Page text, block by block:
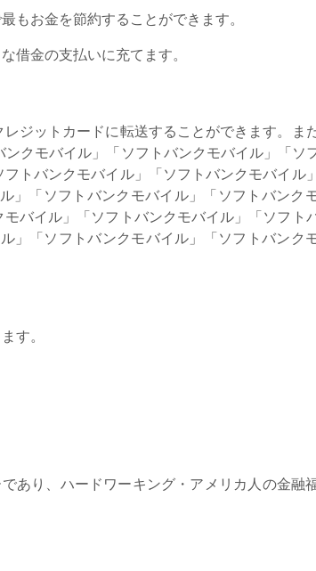
もお金を節約することができます。
借金の支払いに充てます。
ジットカードに転送することができます。ま
クモバイル」「ソフトバンクモバイル」「ソ
トバンクモバイル」「ソフトバンクモバイル
「ソフトバンクモバイル」「ソフトバンクモ
バイル」「ソフトバンクモバイル」「ソフト
「ソフトバンクモバイル」「ソフトバンク
す。
あり、ハードワーキング・アメリカ人の金融